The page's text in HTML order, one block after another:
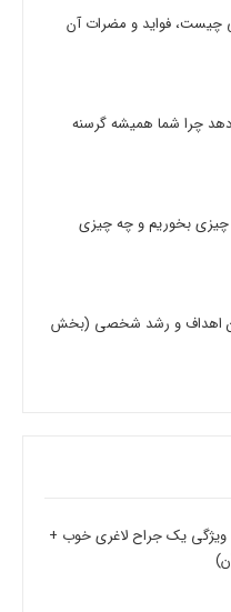
چیست، فواید و مضرات آن
چرا شما همیشه گرسنه
بخوریم و چه چیزی
اهداف و رشد شخصی (بخش
بهترین جراح لاغری (9 ویژگی یک جراح لاغری خوب +